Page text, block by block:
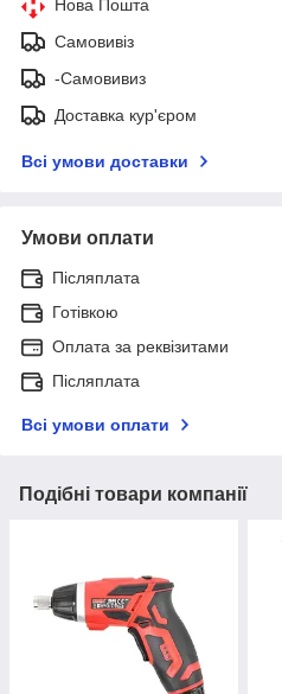
Нова Пошта
Самовивіз
-Самовивиз
Доставка кур'єром
Всі умови доставки
Умови оплати
Післяплата
Готівкою
Оплата за реквізитами
Післяплата
Всі умови оплати
Подібні товари компанії